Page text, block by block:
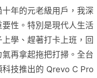
年的元老級用戶，我深
性。特別是現代人生活
學、趕著打卡上班，回
再拿起拖把打掃。全台
技推出的 Qrevo C Pro